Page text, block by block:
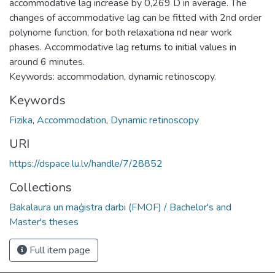
accommodative lag increase by 0,269 D in average. The
changes of accommodative lag can be fitted with 2nd order
polynome function, for both relaxationa nd near work
phases. Accommodative lag returns to initial values in
around 6 minutes.
Keywords: accommodation, dynamic retinoscopy.
Keywords
Fizika, Accommodation, Dynamic retinoscopy
URI
https://dspace.lu.lv/handle/7/28852
Collections
Bakalaura un maģistra darbi (FMOF) / Bachelor's and
Master's theses
Full item page